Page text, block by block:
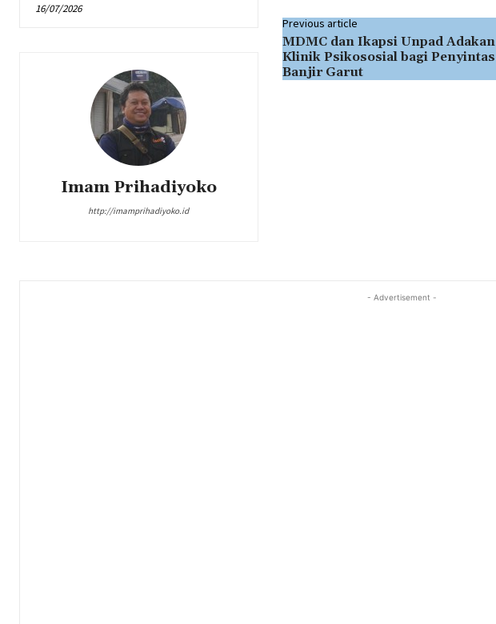
16/07/2026
Imam Prihadiyoko
http://imamprihadiyoko.id
Previous article
MDMC dan Ikapsi Unpad Adakan
Klinik Psikososial bagi Penyintas
Banjir Garut
- Advertisement -